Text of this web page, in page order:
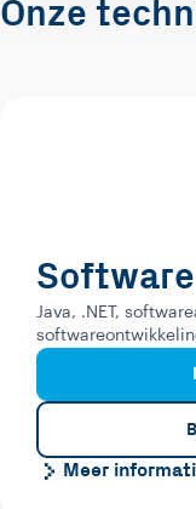
Onze
Java, .NET,
Meer